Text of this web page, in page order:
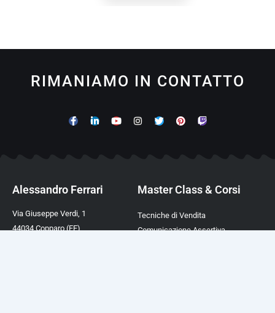
RIMANIAMO IN CONTATTO
Alessandro Ferrari
Via Giuseppe Verdi, 1
44034 Copparo (FE)
Master Class & Corsi
Tecniche di Vendita
Comunicazione Assertiva